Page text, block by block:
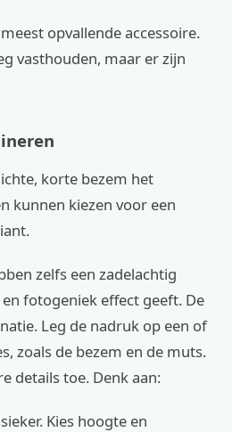
opvallende accessoire.
vasthouden, maar er zijn
korte bezem het
kunnen kiezen voor een
zelfs een zadelachtig
fotogeniek effect geeft. De
Leg de nadruk op een of
zoals de bezem en de muts.
details toe. Denk aan:
Kies hoogte en